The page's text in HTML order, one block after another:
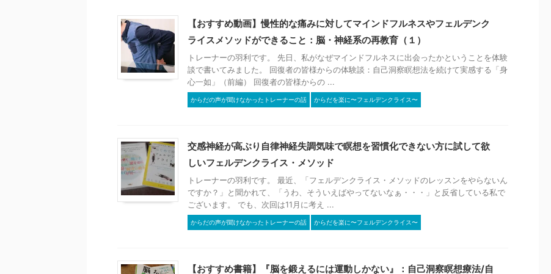
【おすすめ動画】慢性的な痛みに対してマインドフルネスやフェルデンク
ライスメソッドができること：脳・神経系の再教育（１）
トレーナーの羽利です。 先日、私がなぜマインドフルネスに出会ったかということを体験
談で書いてみました。 回復者の皆様からの体験談：自己洞察瞑想法を続けて実感する「身
心一如」（前編） 回復者の皆様からの ...
からだの声が聞けなかったトレーナーの話 からだを楽に〜フェルデンクライス〜
交感神経が高ぶり自律神経失調気味で瞑想を習慣化できない方に試して欲
しいフェルデンクライス・メソッド
トレーナーの羽利です。 最近、「フェルデンクライス・メソッドのレッスンをやらないん
ですか？」と聞かれて、「うわ、そういえばやってないなぁ・・・」と反省している私で
ございます。 でも、次回は11月に考え ...
からだの声が聞けなかったトレーナーの話 からだを楽に〜フェルデンクライス〜
【おすすめ書籍】『脳を鍛えるには運動しかない』：自己洞察瞑想療法/自